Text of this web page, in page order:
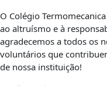
O Colégio
ao altruísmo e à
agradecemos a todos os
voluntários que
de nossa instituição!